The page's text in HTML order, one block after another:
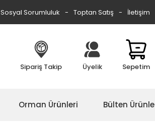
Sosyal Sorumluluk Toptan Satış İletişim
Sipariş Takip Üyelik Sepetim
Orman Ürünleri Bülten